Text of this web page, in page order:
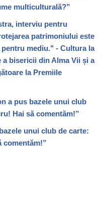
multiculturală?”
interviu pentru
patrimoniului este
mediu." - Cultura la
a bisericii din Alma Vii și a
la Premiile
a pus bazele unui club
Hai să comentăm!”
unui club de carte:
comentăm!”